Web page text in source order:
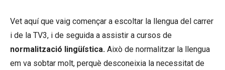
Vet aquí que vaig començar a escoltar la llengua del carrer
i de la TV3, i de seguida a assistir a cursos de
normalització lingüística. Això de normalitzar la llengua
em va sobtar molt, perquè desconeixia la necessitat de